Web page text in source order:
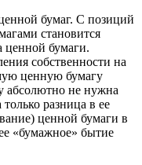
бумаг. С позиций
становится
ценной бумаги.
собственности на
ценную бумагу
абсолютно не нужна
разница в ее
ценной бумаги в
«бумажное» бытие